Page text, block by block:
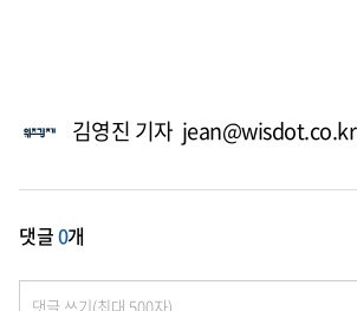
김영진 기자 jean@wisdot.co.kr
댓글0개